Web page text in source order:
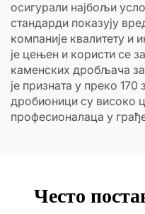
осигурали најбољи
стандарди показују
компаније квалитету и
је цењен и користи се
каменских дробљача
је призната у преко
дробионици су високо
професионалаца у
Често